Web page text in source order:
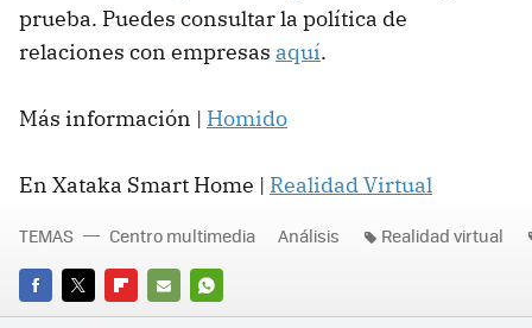
prueba. Puedes consultar la política de
relaciones con empresas aquí.
Más información | Homido
En Xataka Smart Home | Realidad Virtual
FACEBOOK
TWITTERFLIPBOARD
E-
WHATSAPP
TEMAS Centro multimedia Análisis Realidad virtual